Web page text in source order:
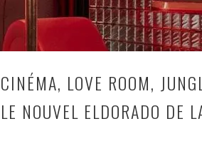
intérieur
unique
CINÉMA, LOVE ROOM,
LE NOUVEL ELDORADO DE